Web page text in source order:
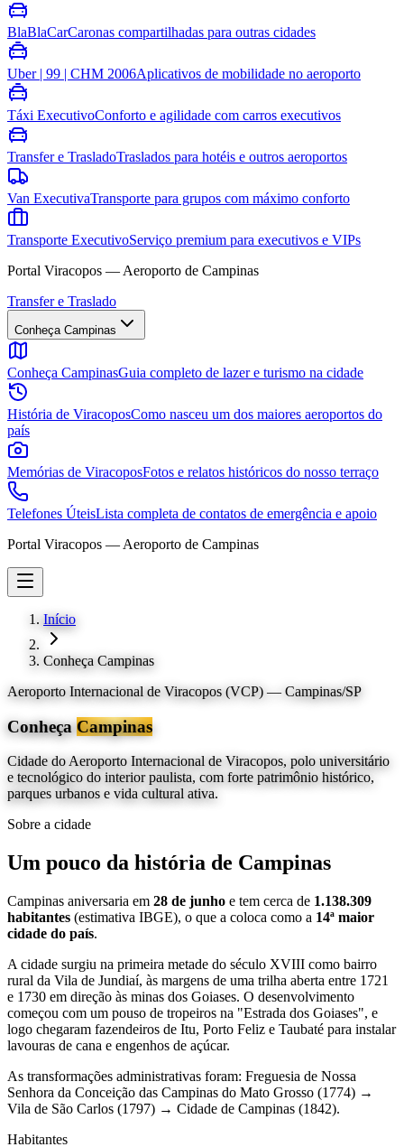
BlaBlaCarCaronas compartilhadas para outras cidades
Uber | 99 | CHM 2006Aplicativos de mobilidade no aeroporto
Táxi ExecutivoConforto e agilidade com carros executivos
Transfer e TrasladoTraslados para hotéis e outros aeroportos
Van ExecutivaTransporte para grupos com máximo conforto
Transporte ExecutivoServiço premium para executivos e VIPs
Portal Viracopos — Aeroporto de Campinas
Transfer e Traslado
Conheça Campinas
Conheça CampinasGuia completo de lazer e turismo na cidade
História de ViracoposComo nasceu um dos maiores aeroportos do
país
Memórias de ViracoposFotos e relatos históricos do nosso terraço
Telefones ÚteisLista completa de contatos de emergência e apoio
Portal Viracopos — Aeroporto de Campinas
Início
Conheça Campinas
Aeroporto Internacional de Viracopos (VCP) — Campinas/SP
Conheça Campinas
Cidade do Aeroporto Internacional de Viracopos, polo universitário
e tecnológico do interior paulista, com forte patrimônio histórico,
parques urbanos e vida cultural ativa.
Sobre a cidade
Um pouco da história de Campinas
Campinas aniversaria em 28 de junho e tem cerca de 1.138.309
habitantes (estimativa IBGE), o que a coloca como a 14ª maior
cidade do país.
A cidade surgiu na primeira metade do século XVIII como bairro
rural da Vila de Jundiaí, às margens de uma trilha aberta entre 1721
e 1730 em direção às minas dos Goiases. O desenvolvimento
começou com um pouso de tropeiros na "Estrada dos Goiases", e
logo chegaram fazendeiros de Itu, Porto Feliz e Taubaté para instalar
lavouras de cana e engenhos de açúcar.
As transformações administrativas foram: Freguesia de Nossa
Senhora da Conceição das Campinas do Mato Grosso (1774) →
Vila de São Carlos (1797) → Cidade de Campinas (1842).
Habitantes